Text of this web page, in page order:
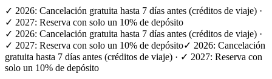
✓ 2026: Cancelación gratuita hasta 7 días antes (créditos de viaje) ·
✓ 2027: Reserva con solo un 10% de depósito
✓ 2026: Cancelación gratuita hasta 7 días antes (créditos de viaje) ·
✓ 2027: Reserva con solo un 10% de depósito✓ 2026: Cancelación
gratuita hasta 7 días antes (créditos de viaje) · ✓ 2027: Reserva con
solo un 10% de depósito